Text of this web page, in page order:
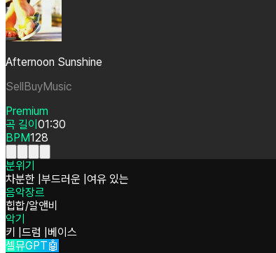
Afternoon Sunshine
SellBuyMusic
Premium
곡 길이 01:30
BPM128
분위기
차분한 부드러운 여유 있는
음악장르
힙합/알앤비
악기
키 드럼
베이스
셀뮤GPT🤖